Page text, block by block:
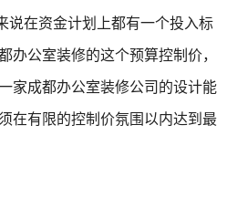
说在资金计划上都有一个投入标
办公室装修的这个预算控制价，
家成都办公室装修公司的设计能
在有限的控制价氛围以内达到最